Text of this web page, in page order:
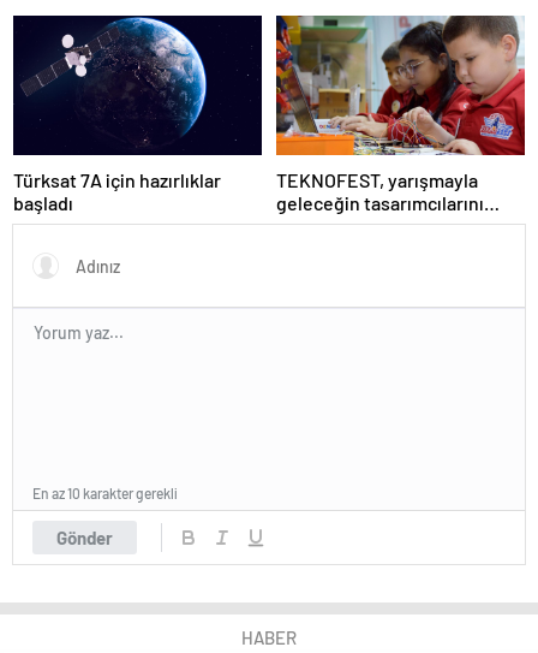
Türksat 7A için hazırlıklar
başladı
TEKNOFEST, yarışmayla
geleceğin tasarımcılarını
seçiyor
Gönder
En az 10 karakter gerekli
HABER